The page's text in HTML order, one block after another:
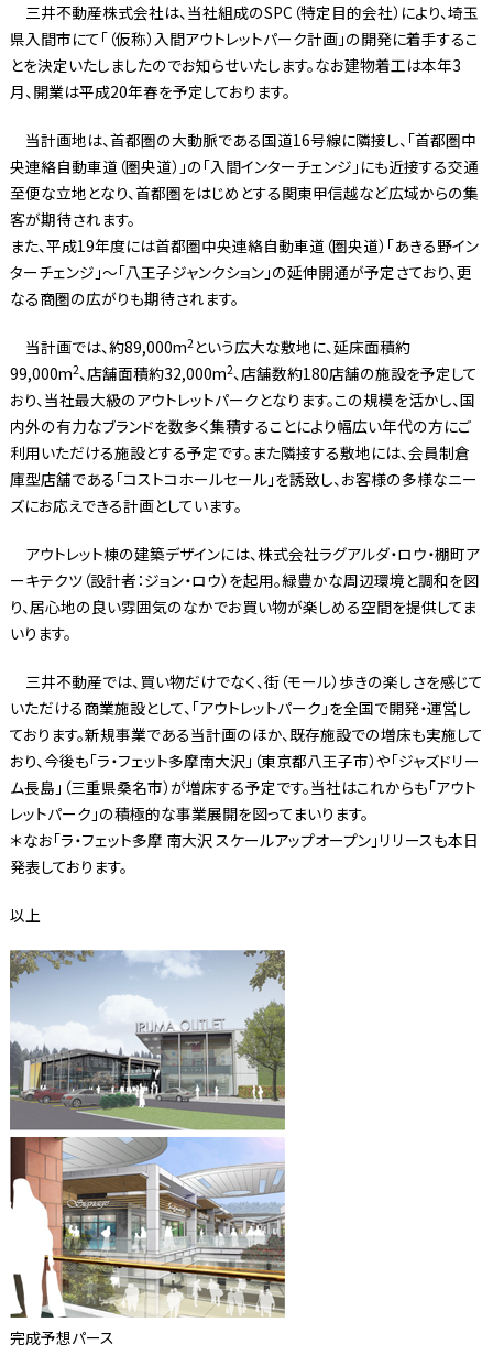
三井不動産株式会社は、当社組成のSPC（特定目的会社）により、埼玉
県入間市にて「（仮称）入間アウトレットパーク計画」の開発に着手するこ
とを決定いたしましたのでお知らせいたします。なお建物着工は本年3
月、開業は平成20年春を予定しております。
当計画地は、首都圏の大動脈である国道16号線に隣接し、「首都圏中
央連絡自動車道（圏央道）」の「入間インターチェンジ」にも近接する交通
至便な立地となり、首都圏をはじめとする関東甲信越など広域からの集
客が期待されます。
また、平成19年度には首都圏中央連絡自動車道（圏央道）「あきる野イン
ターチェンジ」〜「八王子ジャンクション」の延伸開通が予定さており、更
なる商圏の広がりも期待されます。
当計画では、約89,000m2という広大な敷地に、延床面積約
99,000m2、店舗面積約32,000m2、店舗数約180店舗の施設を予定して
おり、当社最大級のアウトレットパークとなります。この規模を活かし、国
内外の有力なブランドを数多く集積することにより幅広い年代の方にご
利用いただける施設とする予定です。また隣接する敷地には、会員制倉
庫型店舗である「コストコホールセール」を誘致し、お客様の多様なニー
ズにお応えできる計画としています。
アウトレット棟の建築デザインには、株式会社ラグアルダ・ロウ・棚町ア
ーキテクツ（設計者：ジョン・ロウ）を起用。緑豊かな周辺環境と調和を図
り、居心地の良い雰囲気のなかでお買い物が楽しめる空間を提供してま
いります。
三井不動産では、買い物だけでなく、街（モール）歩きの楽しさを感じて
いただける商業施設として、「アウトレットパーク」を全国で開発・運営し
ております。新規事業である当計画のほか、既存施設での増床も実施して
おり、今後も「ラ・フェット多摩南大沢」（東京都八王子市）や「ジャズドリー
ム長島」（三重県桑名市）が増床する予定です。当社はこれからも「アウト
レットパーク」の積極的な事業展開を図ってまいります。
＊なお「ラ・フェット多摩 南大沢 スケールアップオープン」リリースも本日
発表しております。
以上
完成予想パース